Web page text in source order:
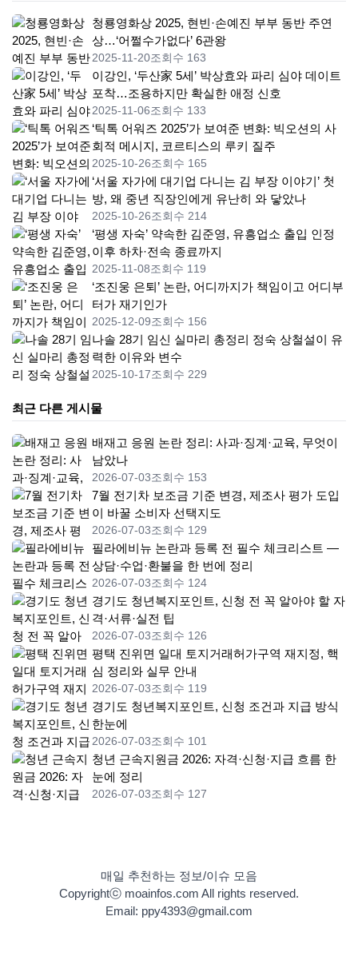
청룡영화상 2025, 현빈·손예진 부부 동반 주연
상…‘어쩔수가없다’ 6관왕
2025-11-20조회수 163
이강인, ‘두산家 5세’ 박상효와 파리 심야 데이트
포착…조용하지만 확실한 애정 신호
2025-11-06조회수 133
‘틱톡 어워즈 2025’가 보여준 변화: 빅오션의 사
회적 메시지, 코르티스의 루키 질주
2025-10-26조회수 165
‘서울 자가에 대기업 다니는 김 부장 이야기’ 첫
방, 왜 중년 직장인에게 유난히 와 닿았나
2025-10-26조회수 214
‘평생 자숙’ 약속한 김준영, 유흥업소 출입 인정
이후 하차·전속 종료까지
2025-11-08조회수 119
‘조진웅 은퇴’ 논란, 어디까지가 책임이고 어디부
터가 재기인가
2025-12-09조회수 156
나솔 28기 임신 실마리 총정리 정숙 상철설이 유
력한 이유와 변수
2025-10-17조회수 229
최근 다른 게시물
배재고 응원 논란 정리: 사과·징계·교육, 무엇이
남았나
2026-07-03조회수 153
7월 전기차 보조금 기준 변경, 제조사 평가 도입
이 바꿀 소비자 선택지도
2026-07-03조회수 129
필라에비뉴 논란과 등록 전 필수 체크리스트 —
상담·수업·환불을 한 번에 정리
2026-07-03조회수 124
경기도 청년복지포인트, 신청 전 꼭 알아야 할 자
격·서류·실전 팁
2026-07-03조회수 126
평택 진위면 일대 토지거래허가구역 재지정, 핵
심 정리와 실무 안내
2026-07-03조회수 119
경기도 청년복지포인트, 신청 조건과 지급 방식
한눈에
2026-07-03조회수 101
청년 근속지원금 2026: 자격·신청·지급 흐름 한
눈에 정리
2026-07-03조회수 127
매일 추천하는 정보/이슈 모음
Copyrightⓒ moainfos.com All rights reserved.
Email: ppy4393@gmail.com